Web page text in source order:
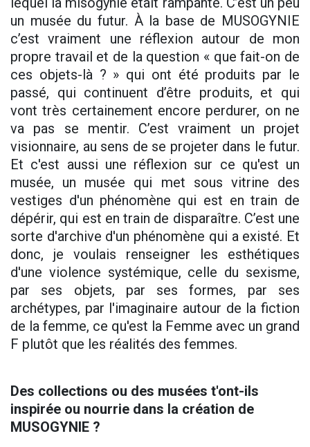
un musée du futur. À la base de MUSOGYNIE
c’est vraiment une réflexion autour de mon
propre travail et de la question « que fait-on de
ces objets-là ? » qui ont été produits par le
passé, qui continuent d’être produits, et qui
vont très certainement encore perdurer, on ne
va pas se mentir. C’est vraiment un projet
visionnaire, au sens de se projeter dans le futur.
Et c'est aussi une réflexion sur ce qu'est un
musée, un musée qui met sous vitrine des
vestiges d'un phénomène qui est en train de
dépérir, qui est en train de disparaître. C’est une
sorte d'archive d'un phénomène qui a existé. Et
donc, je voulais renseigner les esthétiques
d'une violence systémique, celle du sexisme,
par ses objets, par ses formes, par ses
archétypes, par l'imaginaire autour de la fiction
de la femme, ce qu'est la Femme avec un grand
F plutôt que les réalités des femmes.
Des collections ou des musées t'ont-ils
inspirée ou nourrie dans la création de
MUSOGYNIE ?